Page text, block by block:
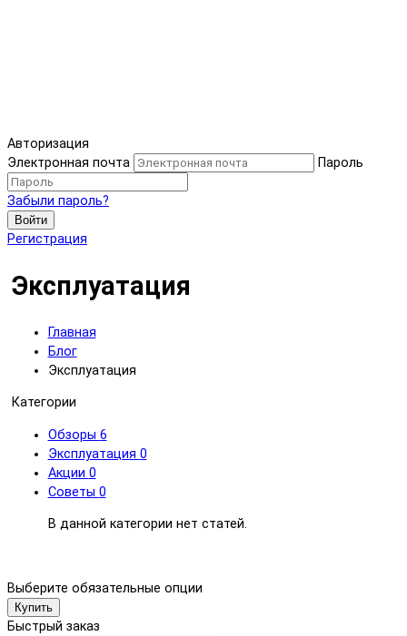
Авторизация
Электронная почта
Пароль
Забыли пароль?
Войти
Регистрация
Эксплуатация
Главная
Блог
Эксплуатация
Категории
Обзоры 6
Эксплуатация 0
Акции 0
Советы 0
В данной категории нет статей.
Выберите обязательные опции
Купить
Быстрый заказ